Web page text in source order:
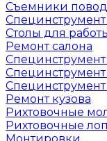
Съемники
Специнструмент
Столы для
Ремонт салона
Ремонт кузова
Рихтовочные
Рихтовочные